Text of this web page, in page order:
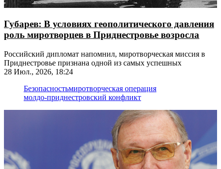
Губарев: В условиях геополитического давления
роль миротворцев в Приднестровье возросла
Российский дипломат напомнил, миротворческая миссия в
Приднестровье признана одной из самых успешных
28 Июл., 2026, 18:24
Безопасностьмиротворческая операция
молдо-приднестровский конфликт